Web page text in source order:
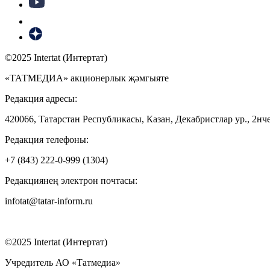
©2025 Intertat (Интертат)
«ТАТМЕДИА» акционерлык җәмгыяте
Редакция адресы:
420066, Татарстан Республикасы, Казан, Декабристлар ур.,
Редакция телефоны:
+7 (843) 222-0-999 (1304)
Редакциянең электрон почтасы:
infotat@tatar-inform.ru
©2025 Intertat (Интертат)
Учредитель АО «Татмедиа»